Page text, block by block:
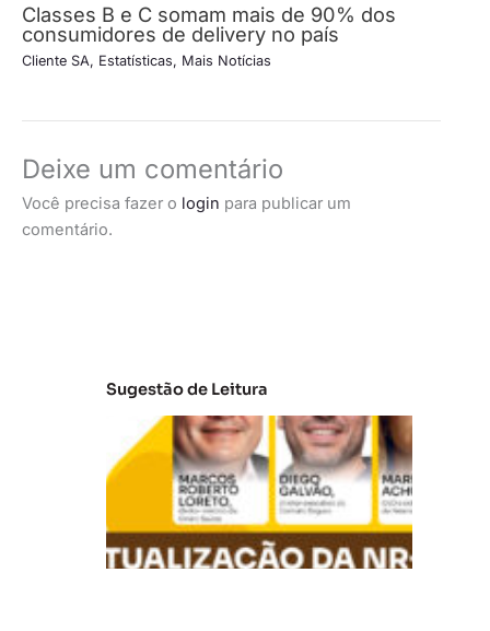
Classes B e C somam mais de 90% dos
consumidores de delivery no país
Cliente SA, Estatísticas, Mais Notícias
Deixe um comentário
Você precisa fazer o login para publicar um
comentário.
Sugestão de Leitura